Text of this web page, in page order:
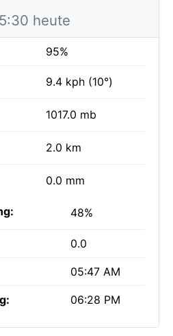
heute
95%
9.4 kph (10°)
1017.0 mb
2.0 km
0.0 mm
48%
0.0
05:47 AM
06:28 PM